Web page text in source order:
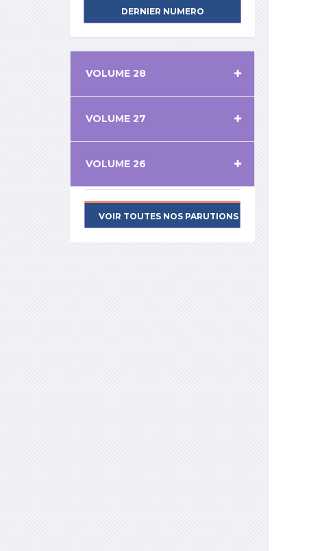
DERNIER NUMERO
VOLUME 28
VOLUME 27
VOLUME 26
VOIR TOUTES NOS PARUTIONS